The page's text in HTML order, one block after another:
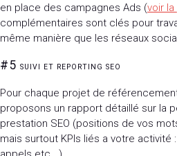
en place des campagnes Ads (voir la
complémentaires sont clés pour
même manière que les réseaux
#5 SUIVI ET REPORTING SEO
Pour chaque projet de
proposons un rapport détaillé sur la
prestation SEO (positions de vos
mais surtout KPIs liés a votre activité